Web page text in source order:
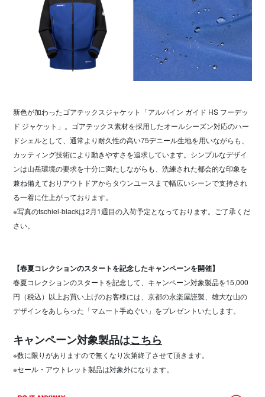
新色が加わったゴアテックスジャケット「アルパイン ガイド HS フーデッ
ド ジャケット」。ゴアテックス素材を採用したオールシーズン対応のハー
ドシェルとして、通常より耐久性の高い75デニール生地を用いながらも、
カッティング技術により動きやすさを追求しています。シンプルなデザイ
ンは山岳環境の要求を十分に満たしながらも、洗練された都会的な印象を
兼ね備えておりアウトドアからタウンユースまで幅広いシーンで支持され
る一着に仕上がっております。
※写真のtschiel-blackは2月1週目の入荷予定となっております。ご了承くだ
さい。
【春夏コレクションのスタートを記念したキャンペーンを開催】
春夏コレクションのスタートを記念して、キャンペーン対象製品を15,000
円（税込）以上お買い上げのお客様には、京都の永楽屋謹製、雄大な山の
デザインをあしらった「マムート手ぬぐい」をプレゼントいたします。
キャンペーン対象製品はこちら
※数に限りがありますので無くなり次第終了させて頂きます。
※セール・アウトレット製品は対象外になります。